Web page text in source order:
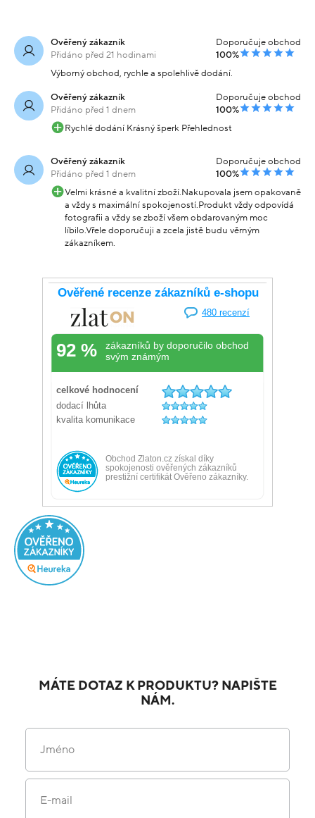
Ověřený zákazník
Přidáno před 21 hodinami
Doporučuje obchod
100%
Výborný obchod, rychle a spolehlivě dodání.
Ověřený zákazník
Přidáno před 1 dnem
Doporučuje obchod
100%
Rychlé dodání Krásný šperk Přehlednost
Ověřený zákazník
Přidáno před 1 dnem
Doporučuje obchod
100%
Velmi krásné a kvalitní zboží.Nakupovala jsem opakovaně
a vždy s maximální spokojeností.Produkt vždy odpovídá
fotografii a vždy se zboží všem obdarovaným moc
líbilo.Vřele doporučuji a zcela jistě budu věrným
zákazníkem.
MÁTE DOTAZ K PRODUKTU? NAPIŠTE
NÁM.
Jméno
E-mail